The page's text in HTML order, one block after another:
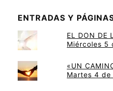
ENTRADAS Y
EL DON DE
Miércoles 5
«UN
Martes 4